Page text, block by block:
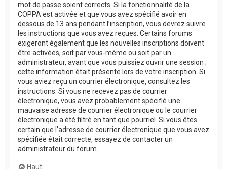
mot de passe soient corrects. Si la fonctionnalité de la
COPPA est activée et que vous avez spécifié avoir en
dessous de 13 ans pendant l’inscription, vous devrez suivre
les instructions que vous avez reçues. Certains forums
exigeront également que les nouvelles inscriptions doivent
être activées, soit par vous-même ou soit par un
administrateur, avant que vous puissiez ouvrir une session ;
cette information était présente lors de votre inscription. Si
vous aviez reçu un courrier électronique, consultez les
instructions. Si vous ne recevez pas de courrier
électronique, vous avez probablement spécifié une
mauvaise adresse de courrier électronique ou le courrier
électronique a été filtré en tant que pourriel. Si vous êtes
certain que l’adresse de courrier électronique que vous avez
spécifiée était correcte, essayez de contacter un
administrateur du forum.
Haut